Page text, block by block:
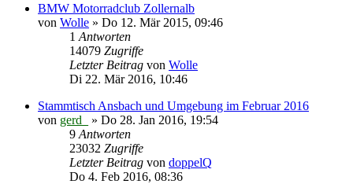
BMW Motorradclub Zollernalb
von Wolle » Do 12. Mär 2015, 09:46
1 Antworten
14079 Zugriffe
Letzter Beitrag von Wolle
Di 22. Mär 2016, 10:46
Stammtisch Ansbach und Umgebung im Februar 2016
von gerd_ » Do 28. Jan 2016, 19:54
9 Antworten
23032 Zugriffe
Letzter Beitrag von doppelQ
Do 4. Feb 2016, 08:36